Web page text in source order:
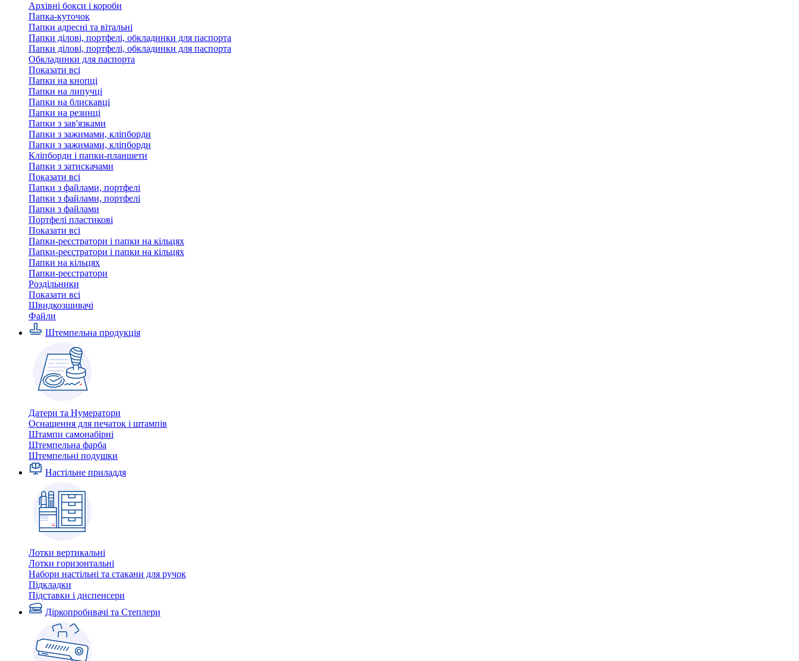
Архівні бокси і короби
Папка-куточок
Папки адресні та вітальні
Папки ділові, портфелі, обкладинки для паспорта
Папки ділові, портфелі, обкладинки для паспорта
Обкладинки для паспорта
Показати всі
Папки на кнопці
Папки на липучці
Папки на блискавці
Папки на резинці
Папки з зав'язками
Папки з зажимами, кліпборди
Папки з зажимами, кліпборди
Кліпборди і папки-планшети
Папки з затискачами
Показати всі
Папки з файлами, портфелі
Папки з файлами, портфелі
Папки з файлами
Портфелі пластикові
Показати всі
Папки-реєстратори і папки на кільцях
Папки-реєстратори і папки на кільцях
Папки на кільцях
Папки-реєстратори
Роздільники
Показати всі
Швидкозшивачi
Файли
Штемпельна продукція
Датери та Нумератори
Оснащення для печаток і штампів
Штампи самонабірні
Штемпельна фарба
Штемпельні подушки
Настільне приладдя
Лотки вертикальні
Лотки горизонтальні
Набори настільні та стакани для ручок
Підкладки
Підставки і диспенсери
Діркопробивачі та Степлери